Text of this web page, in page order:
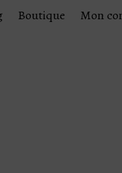
Boutique Mon